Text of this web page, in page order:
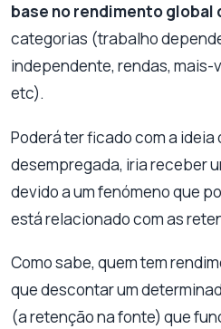
base no rendimento global
categorias (trabalho
independente, rendas, mais-
etc).
Poderá ter ficado com a ideia
desempregada, iria receber
devido a um fenómeno que
está relacionado com as
Como sabe, quem tem
que descontar um
(a retenção na fonte) que